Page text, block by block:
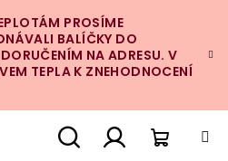
PROSÍME
BALÍČKY DO
NA ADRESU. V
TEPLA K ZNEHODNOCENÍ